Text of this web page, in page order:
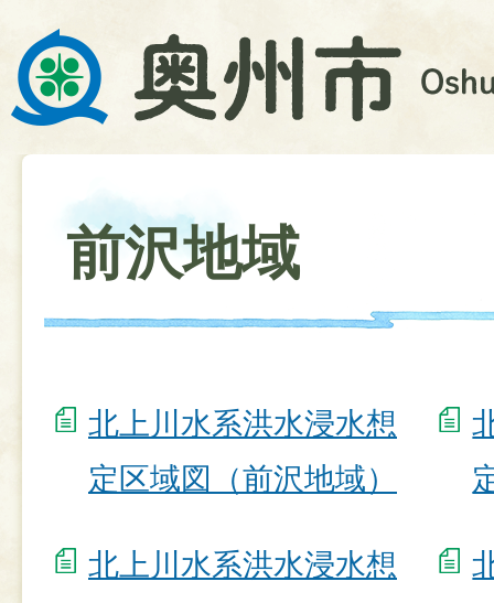
前沢地域
北上川水系洪水浸水想
定区域図（前沢地域）
北上川水系洪水浸水想